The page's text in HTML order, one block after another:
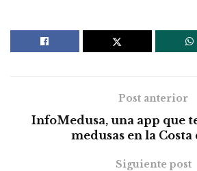
Post anterior
InfoMedusa, una app que
medusas en la Costa
Siguiente post